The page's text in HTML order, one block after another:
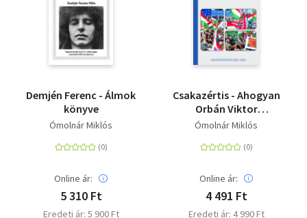
Demjén Ferenc - Álmok
könyve
Ómolnár Miklós
Online ár:
5 310 Ft
Eredeti ár: 5 900 Ft
Csakazértis - Ahogyan
Orbán Viktor
főtanácsadója látta,
2022
Ómolnár Miklós
Online ár:
4 491 Ft
Eredeti ár: 4 990 Ft